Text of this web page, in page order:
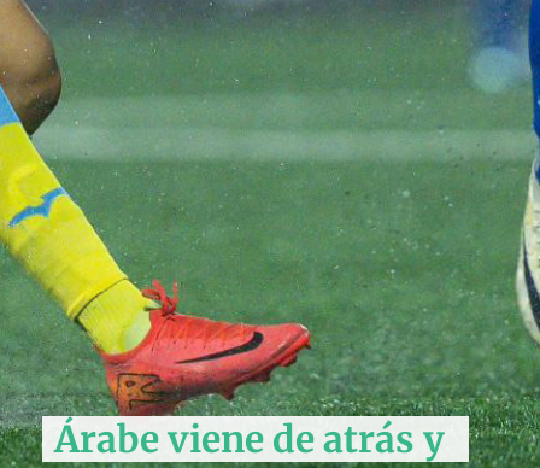
Árabe viene de atrás y